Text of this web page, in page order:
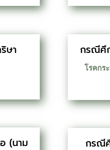
ษา
(นาม
กรณีศึ
โรคกระ
กรณี